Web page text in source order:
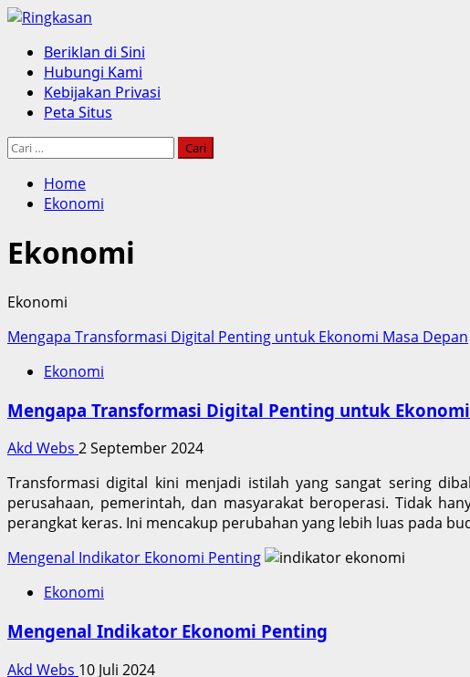
Skip
content
Primary
Menu
Beriklan di Sini
Hubungi Kami
Kebijakan Privasi
Peta Situs
Cari
Home
Ekonomi
Ekonomi
Ekonomi
Mengapa Transformasi Digital Penting untuk Ekonomi Masa Depan
Ekonomi
Mengapa Transformasi Digital Penting untuk
Akd Webs 2 September 2024
Transformasi digital kini menjadi istilah yang sangat sering
perusahaan, pemerintah, dan masyarakat beroperasi. Tidak
perangkat keras. Ini mencakup perubahan yang lebih luas pada
Mengenal Indikator Ekonomi Penting
Ekonomi
Mengenal Indikator Ekonomi Penting
Akd Webs 10 Juli 2024